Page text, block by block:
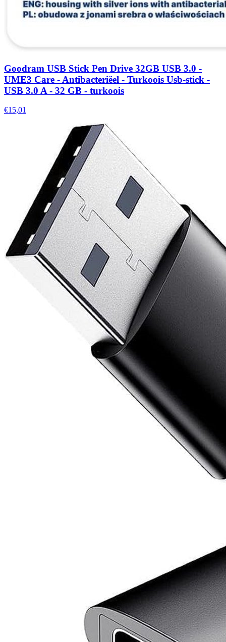
Goodram USB Stick Pen Drive 32GB USB 3.0 -
UME3 Care - Antibacteriëel - Turkoois Usb-stick -
USB 3.0 A - 32 GB - turkoois
€15,01